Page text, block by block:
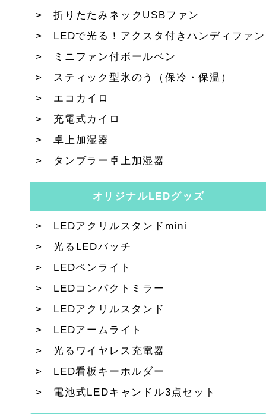
折りたたみネックUSBファン
LEDで光る！アクスタ付きハンディファン
ミニファン付ボールペン
スティック型氷のう（保冷・保温）
エコカイロ
充電式カイロ
卓上加湿器
タンブラー卓上加湿器
オリジナルLEDグッズ
LEDアクリルスタンドmini
光るLEDバッチ
LEDペンライト
LEDコンパクトミラー
LEDアクリルスタンド
LEDアームライト
光るワイヤレス充電器
LED看板キーホルダー
電池式LEDキャンドル3点セット